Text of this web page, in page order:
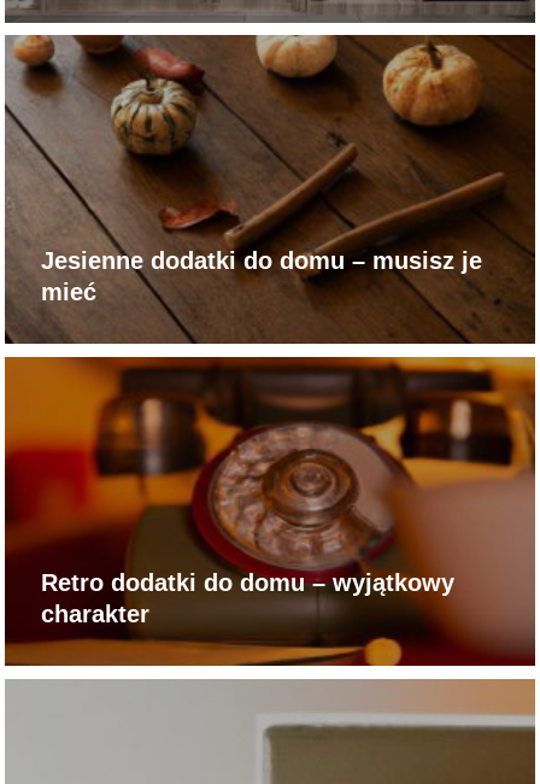
Jesienne dodatki do domu – musisz je
mieć
Retro dodatki do domu – wyjątkowy
charakter